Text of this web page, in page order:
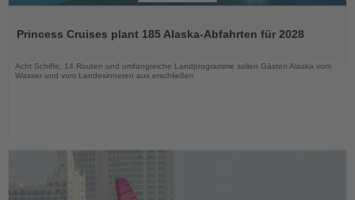
diePrincess Cruises plant 185 Alaska-Abfahrten für 2028
Acht Schiffe, 14 Routen und umfangreiche Landprogramme sollen Gästen Alaska vom
Wasser und vom Landesinneren aus erschließen